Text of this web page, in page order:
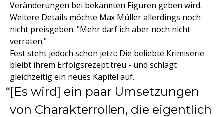
Veränderungen bei bekannten Figuren geben wird.
Weitere Details möchte Max Müller allerdings noch
nicht preisgeben. "Mehr darf ich aber noch nicht
verraten."
Fest steht jedoch schon jetzt: Die beliebte Krimiserie
bleibt ihrem Erfolgsrezept treu - und schlägt
gleichzeitig ein neues Kapitel auf.
[Es wird] ein paar Umsetzungen
von Charakterrollen, die eigentlich